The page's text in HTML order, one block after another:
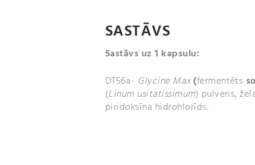
SASTĀVS
Sastāvs uz 1 kapsulu:
DT56a- Glycine Max(fermentēts
(Linumusitatissimum) pulveris,
piridoksīna hidrohlorīds.